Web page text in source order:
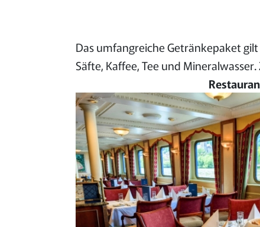
Das umfangreiche Getränkepaket
Säfte, Kaffee, Tee und